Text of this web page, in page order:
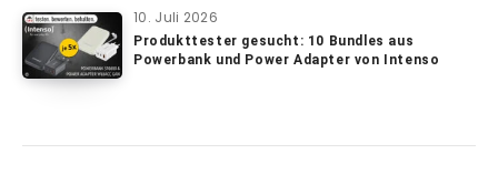
10. Juli 2026
Produkttester gesucht: 10 Bundles aus
Powerbank und Power Adapter von Intenso